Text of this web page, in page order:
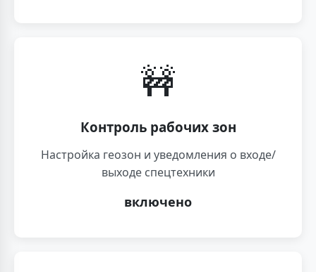
🚧
Контроль рабочих зон
Настройка геозон и уведомления о входе/
выходе спецтехники
включено